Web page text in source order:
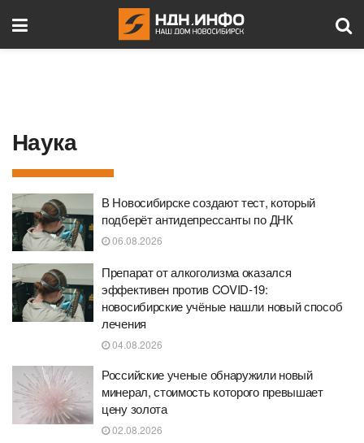
Наука
В Новосибирске создают тест, который
подберёт антидепрессанты по ДНК
06.08.2026
Препарат от алкоголизма оказался
эффективен против COVID-19:
новосибирские учёные нашли новый способ
лечения
04.08.2026
Российские ученые обнаружили новый
минерал, стоимость которого превышает
цену золота
02.08.2026